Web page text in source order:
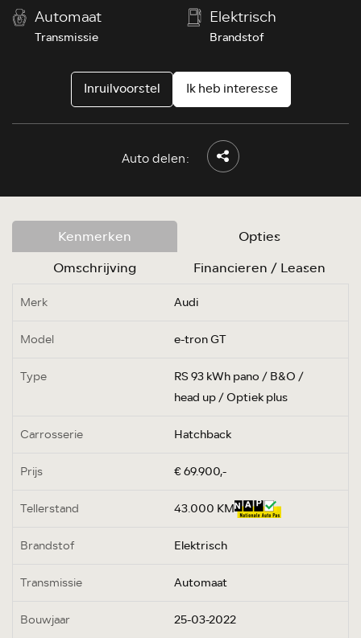
Automaat
Transmissie
Elektrisch
Brandstof
Inruilvoorstel Ik heb interesse
Auto delen:
Kenmerken
Opties
Omschrijving
Financieren / Leasen
Merk Audi
Model e-tron GT
Type
RS 93 kWh pano / B&O /
head up / Optiek plus
Carrosserie Hatchback
Prijs € 69.900,-
Tellerstand 43.000 KM
Brandstof Elektrisch
Transmissie Automaat
Bouwjaar 25-03-2022